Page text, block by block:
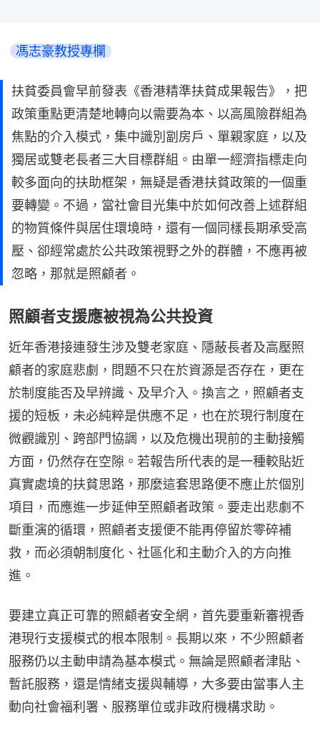
馮志豪教授專欄
扶貧委員會早前發表《香港精準扶貧成果報告》，把
政策重點更清楚地轉向以需要為本、以高風險群組為
焦點的介入模式，集中識別劏房戶、單親家庭，以及
獨居或雙老長者三大目標群組。由單一經濟指標走向
較多面向的扶助框架，無疑是香港扶貧政策的一個重
要轉變。不過，當社會目光集中於如何改善上述群組
的物質條件與居住環境時，還有一個同樣長期承受高
壓、卻經常處於公共政策視野之外的群體，不應再被
忽略，那就是照顧者。
照顧者支援應被視為公共投資
近年香港接連發生涉及雙老家庭、隱蔽長者及高壓照
顧者的家庭悲劇，問題不只在於資源是否存在，更在
於制度能否及早辨識、及早介入。換言之，照顧者支
援的短板，未必純粹是供應不足，也在於現行制度在
微觀識別、跨部門協調，以及危機出現前的主動接觸
方面，仍然存在空隙。若報告所代表的是一種較貼近
真實處境的扶貧思路，那麼這套思路便不應止於個別
項目，而應進一步延伸至照顧者政策。要走出悲劇不
斷重演的循環，照顧者支援便不能再停留於零碎補
救，而必須朝制度化、社區化和主動介入的方向推
進。
要建立真正可靠的照顧者安全網，首先要重新審視香
港現行支援模式的根本限制。長期以來，不少照顧者
服務仍以主動申請為基本模式。無論是照顧者津貼、
暫託服務，還是情緒支援與輔導，大多要由當事人主
動向社會福利署、服務單位或非政府機構求助。